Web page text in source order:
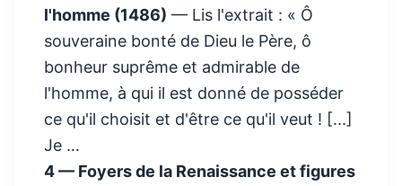
l'homme (1486) — Lis l'extrait : « Ô
souveraine bonté de Dieu le Père, ô
bonheur suprême et admirable de
l'homme, à qui il est donné de posséder
ce qu'il choisit et d'être ce qu'il veut ! [...]
Je …
4 — Foyers de la Renaissance et figures